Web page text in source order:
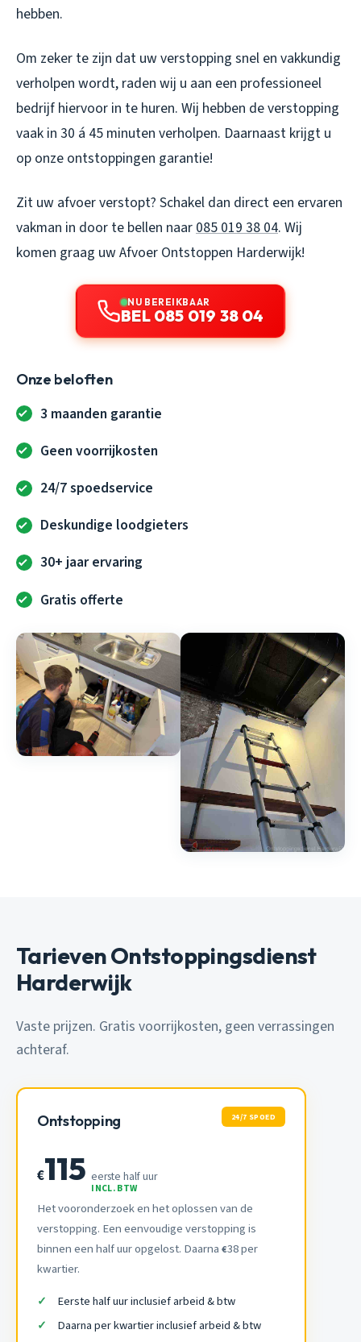
hebben.
Om zeker te zijn dat uw verstopping snel en vakkundig
verholpen wordt, raden wij u aan een professioneel
bedrijf hiervoor in te huren. Wij hebben de verstopping
vaak in 30 á 45 minuten verholpen. Daarnaast krijgt u
op onze ontstoppingen garantie!
Zit uw afvoer verstopt? Schakel dan direct een ervaren
vakman in door te bellen naar 085 019 38 04. Wij
komen graag uwAfvoer Ontstoppen Harderwijk!
NU BEREIKBAAR
BEL 085 019 38 04
Onze beloften
3 maanden garantie
Geen voorrijkosten
24/7 spoedservice
Deskundige loodgieters
30+ jaar ervaring
Gratis offerte
Tarieven Ontstoppingsdienst
Harderwijk
Vaste prijzen. Gratis voorrijkosten, geen verrassingen
achteraf.
Ontstopping 24/7 SPOED
€115 eerste half uur
INCL. BTW
Het vooronderzoek en het oplossen van de
verstopping. Een eenvoudige verstopping is
binnen een half uur opgelost. Daarna €38 per
kwartier.
Eerste half uur inclusief arbeid & btw
Daarna per kwartier inclusief arbeid & btw